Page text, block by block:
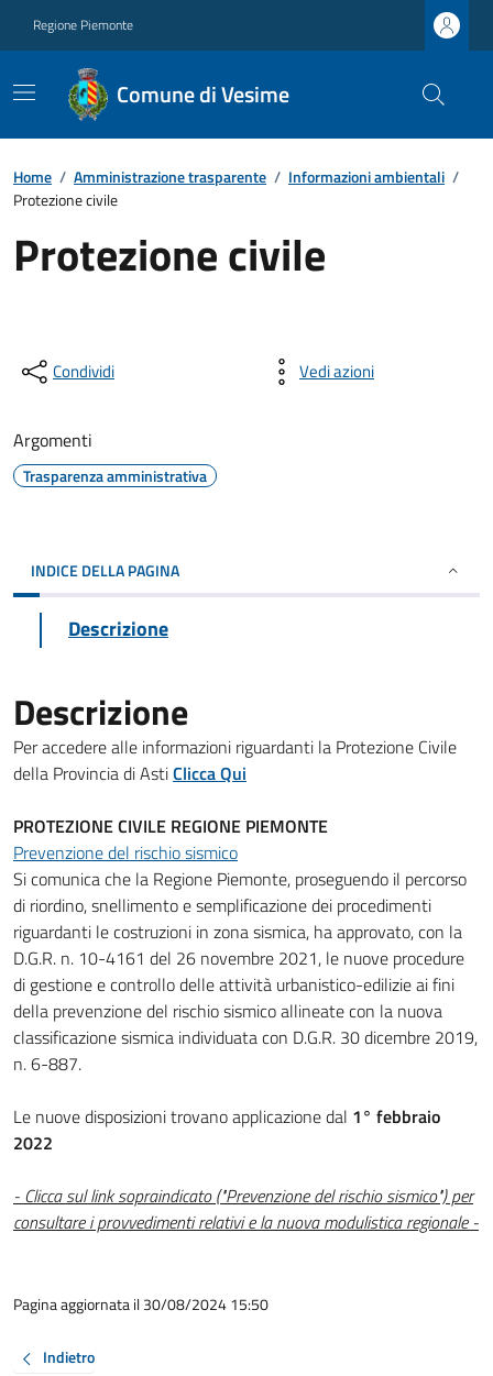
Regione Piemonte
Comune di Vesime
Home / Amministrazione trasparente / Informazioni ambientali /
Protezione civile
Protezione civile
Condividi Vedi azioni
Argomenti
Trasparenza amministrativa
INDICE DELLA PAGINA
Descrizione
Descrizione
Per accedere alle informazioni riguardanti la Protezione Civile
della Provincia di AstiClicca Qui
PROTEZIONE CIVILE REGIONE PIEMONTE
Prevenzione del rischio sismico
Si comunica che la Regione Piemonte, proseguendo il percorso
di riordino, snellimento e semplificazione dei procedimenti
riguardanti le costruzioni in zona sismica, ha approvato, con la
D.G.R. n. 10-4161 del 26 novembre 2021, le nuove procedure
di gestione e controllo delle attività urbanistico-edilizie ai fini
della prevenzione del rischio sismico allineate con la nuova
classificazione sismica individuata con D.G.R. 30 dicembre 2019,
n. 6-887.
Le nuove disposizioni trovano applicazione dal 1° febbraio
2022
- Clicca sul link sopraindicato ("Prevenzione del rischio sismico") per
consultare i provvedimenti relativi e la nuova modulistica regionale -
Pagina aggiornata il 30/08/2024 15:50
Indietro